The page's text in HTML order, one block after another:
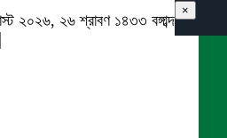
২০২৬, ২৬ শ্রাবণ ১৪৩৩ বঙ্গাব্দ
×